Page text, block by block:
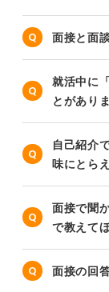
面接と面
就活中に
とがあり
自己紹介
味にとら
面接で聞
で教えて
面接の回